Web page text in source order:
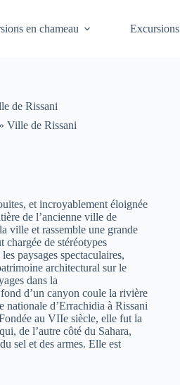
en chameau Excursions
de Rissani
» Ville de Rissani
et incroyablement éloignée
de l’ancienne ville de
ville et rassemble une grande
de stéréotypes
paysages spectaculaires,
architectural sur le
dans la
d’un canyon coule la rivière
d’Errachidia à Rissani
au VIIe siècle, elle fut la
de l’autre côté du Sahara,
sel et des armes. Elle est